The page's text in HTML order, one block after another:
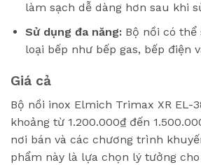
làm sạch dễ dàng hơn sau khi
Sử dụng đa năng:Bộ nồi có thể
loại bếp như bếp gas, bếp điện
Giá cả
Bộ nồi inox Elmich Trimax XR EL-
khoảng từ 1.200.000₫ đến
nơi bán và các chương trình
phẩm này là lựa chọn lý tưởng